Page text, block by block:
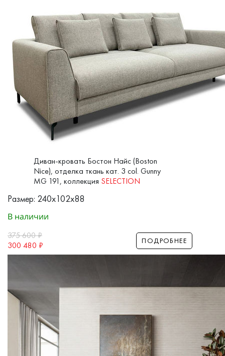
Диван-кровать Бостон Найс (Boston
Nice), отделка ткань кат. 3 col. Gunny
MG 191, коллекция SELECTION
Размер: 240x102x88
В наличии
375 600₽
300 480 ₽ ПОДРОБНЕЕ